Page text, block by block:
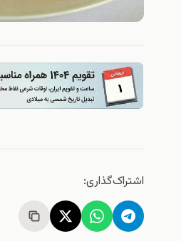
اشتراک‌گذاری: